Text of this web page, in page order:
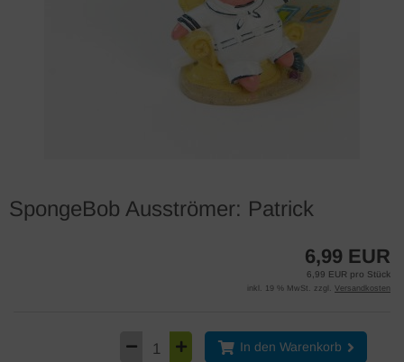
SpongeBob Ausströmer: Patrick
6,99 EUR
6,99 EUR pro Stück
inkl. 19 % MwSt. zzgl. Versandkosten
In den Warenkorb